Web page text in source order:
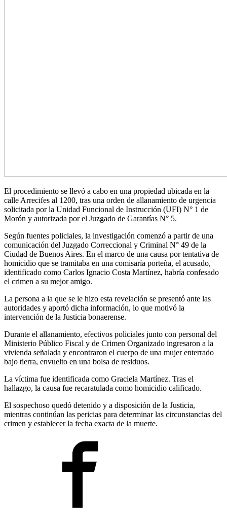
El procedimiento se llevó a cabo en una propiedad ubicada en la
calle Arrecifes al 1200, tras una orden de allanamiento de urgencia
solicitada por la Unidad Funcional de Instrucción (UFI) N° 1 de
Morón y autorizada por el Juzgado de Garantías N° 5.
Según fuentes policiales, la investigación comenzó a partir de una
comunicación del Juzgado Correccional y Criminal N° 49 de la
Ciudad de Buenos Aires. En el marco de una causa por tentativa de
homicidio que se tramitaba en una comisaría porteña, el acusado,
identificado como Carlos Ignacio Costa Martínez, habría confesado
el crimen a su mejor amigo.
La persona a la que se le hizo esta revelación se presentó ante las
autoridades y aportó dicha información, lo que motivó la
intervención de la Justicia bonaerense.
Durante el allanamiento, efectivos policiales junto con personal del
Ministerio Público Fiscal y de Crimen Organizado ingresaron a la
vivienda señalada y encontraron el cuerpo de una mujer enterrado
bajo tierra, envuelto en una bolsa de residuos.
La víctima fue identificada como Graciela Martínez. Tras el
hallazgo, la causa fue recaratulada como homicidio calificado.
El sospechoso quedó detenido y a disposición de la Justicia,
mientras continúan las pericias para determinar las circunstancias del
crimen y establecer la fecha exacta de la muerte.